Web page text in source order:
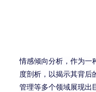
情感倾向分析，作为一
度剖析，以揭示其背后
管理等多个领域展现出